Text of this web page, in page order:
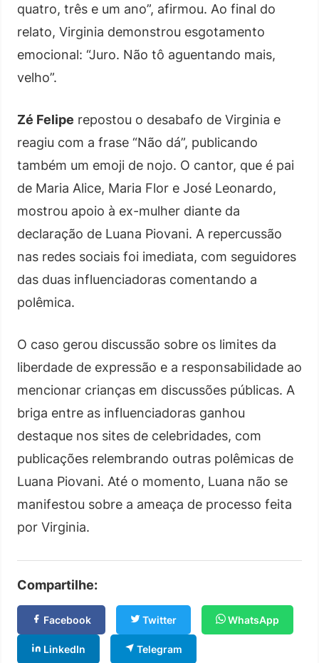
quatro, três e um ano”, afirmou. Ao final do
relato, Virginia demonstrou esgotamento
emocional: “Juro. Não tô aguentando mais,
velho”.
Zé Felipe repostou o desabafo de Virginia e
reagiu com a frase “Não dá”, publicando
também um emoji de nojo. O cantor, que é pai
de Maria Alice, Maria Flor e José Leonardo,
mostrou apoio à ex-mulher diante da
declaração de Luana Piovani. A repercussão
nas redes sociais foi imediata, com seguidores
das duas influenciadoras comentando a
polêmica.
O caso gerou discussão sobre os limites da
liberdade de expressão e a responsabilidade ao
mencionar crianças em discussões públicas. A
briga entre as influenciadoras ganhou
destaque nos sites de celebridades, com
publicações relembrando outras polêmicas de
Luana Piovani. Até o momento, Luana não se
manifestou sobre a ameaça de processo feita
por Virginia.
Compartilhe:
Facebook Twitter WhatsApp
LinkedIn Telegram